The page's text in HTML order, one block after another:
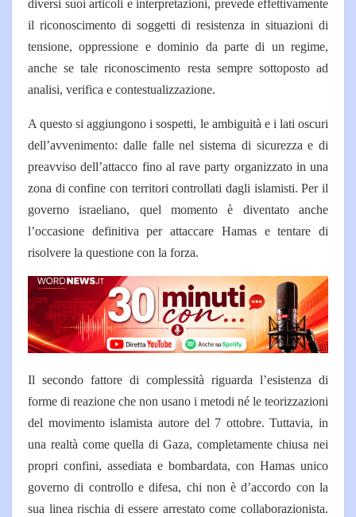
diversi suoi articoli e interpretazioni, prevede effettivamente
il riconoscimento di soggetti di resistenza in situazioni di
tensione, oppressione e dominio da parte di un regime,
anche se tale riconoscimento resta sempre sottoposto ad
analisi, verifica e contestualizzazione.
A questo si aggiungono i sospetti, le ambiguità e i lati oscuri
dell’avvenimento: dalle falle nel sistema di sicurezza e di
preavviso dell’attacco fino al rave party organizzato in una
zona di confine con territori controllati dagli islamisti. Per il
governo israeliano, quel momento è diventato anche
l’occasione definitiva per attaccare Hamas e tentare di
risolvere la questione con la forza.
Il secondo fattore di complessità riguarda l’esistenza di
forme di reazione che non usano i metodi né le teorizzazioni
del movimento islamista autore del 7 ottobre. Tuttavia, in
una realtà come quella di Gaza, completamente chiusa nei
propri confini, assediata e bombardata, con Hamas unico
governo di controllo e difesa, chi non è d’accordo con la
sua linea rischia di essere arrestato come collaborazionista.